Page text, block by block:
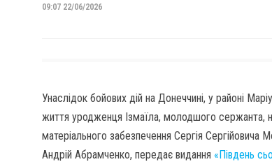
09:07 22/06/2026
Унаслідок бойових дій на Донеччині, у районі
життя уродженця Ізмаїла, молодшого сержанта,
матеріального забезпечення Сергія Сергійовича
Андрій Абрамченко, передає видання «Південь